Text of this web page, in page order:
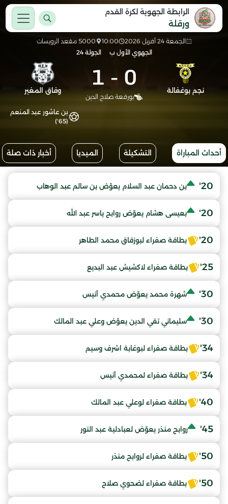
الرابطة الجهوية لكرة القدم
ورقلة
الجمعة 24 أفريل 2026 10:00
5000 مقعد الرويسات
الجهوي الأول ب
الجولة 24
نجم بوغفالة 0
-
1
بورقعة صلاح الدين
وفاق المغير
بن عاشور عبد المنعم
(65')
أحداث المباراة التشكيلة الميديا أخبار ذات صلة
20' بن دحمان عبد السلام يعوّض بن سالم عبد الوهاب
20' بعيسى هشام يعوّض روابح ياسر عبد الله
20' بطاقة صفراء لبوزقاق محمد الطاهر
25' بطاقة صفراء لاكشيش عبد البديع
30' شهرة محمد يعوّض محمدي أنيس
30' سليماني تقي الدين يعوّض وعلي عبد المالك
34' بطاقة صفراء لبوغابة اشرف وسيم
34' بطاقة صفراء لمحمدي أنيس
40' بطاقة صفراء لوعلي عبد المالك
45' روابح منذر يعوّض لعبادلية عبد النور
50' بطاقة صفراء لروابح منذر
50' بطاقة صفراء لضحوي صلاح